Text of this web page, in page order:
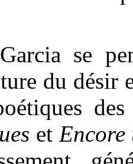
se
du désir
et Encore